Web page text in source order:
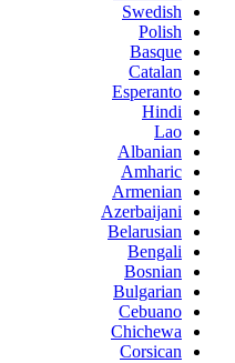
Swedish
Polish
Basque
Catalan
Esperanto
Hindi
Lao
Albanian
Amharic
Armenian
Azerbaijani
Belarusian
Bengali
Bosnian
Bulgarian
Cebuano
Chichewa
Corsican